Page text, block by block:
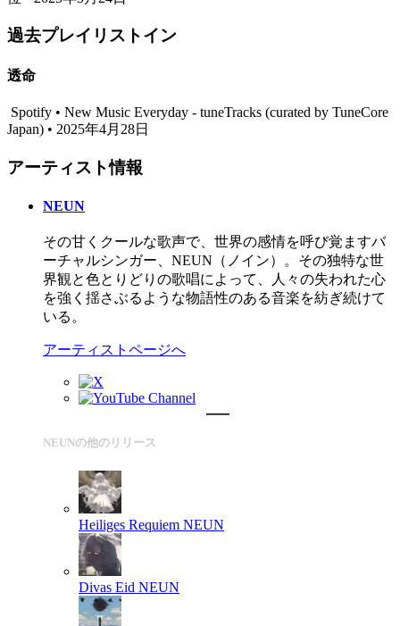
過去プレイリストイン
透命
Spotify • New Music Everyday - tuneTracks (curated by TuneCore
Japan) • 2025年4月28日
アーティスト情報
NEUN
その甘くクールな歌声で、世界の感情を呼び覚ますバ
ーチャルシンガー、NEUN（ノイン）。その独特な世
界観と色とりどりの歌唱によって、人々の失われた心
を強く揺さぶるような物語性のある音楽を紡ぎ続けて
いる。
アーティストページへ
NEUNの他のリリース
Heiliges Requiem NEUN
Divas Eid NEUN